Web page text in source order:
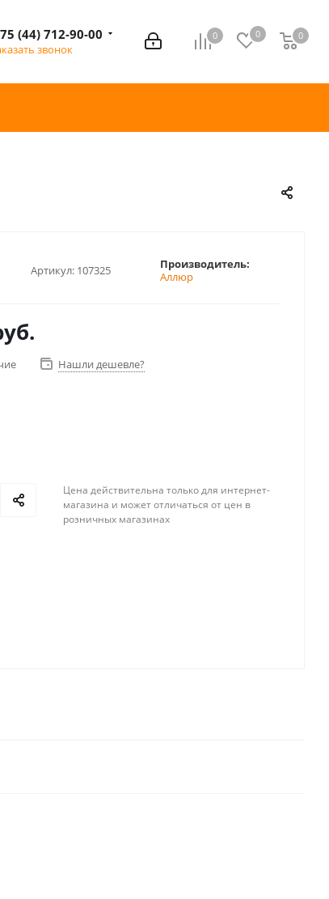
0 0 0
0
(44) 712-90-00
звонок
Артикул: 107325
Производитель:
Аллюр
Нашли дешевле?
Цена действительна только для интернет-
магазина и может отличаться от цен в
розничных магазинах